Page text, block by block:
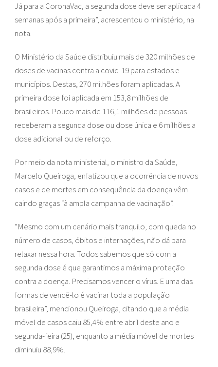
Já para a CoronaVac, a segunda dose deve ser aplicada 4
semanas após a primeira”, acrescentou o ministério, na
nota.
O Ministério da Saúde distribuiu mais de 320 milhões de
doses de vacinas contra a covid-19 para estados e
municípios. Destas, 270 milhões foram aplicadas. A
primeira dose foi aplicada em 153,8 milhões de
brasileiros. Pouco mais de 116,1 milhões de pessoas
receberam a segunda dose ou dose única e 6 milhões a
dose adicional ou de reforço.
Por meio da nota ministerial, o ministro da Saúde,
Marcelo Queiroga, enfatizou que a ocorrência de novos
casos e de mortes em consequência da doença vêm
caindo graças “à ampla campanha de vacinação”.
“Mesmo com um cenário mais tranquilo, com queda no
número de casos, óbitos e internações, não dá para
relaxar nessa hora. Todos sabemos que só com a
segunda dose é que garantimos a máxima proteção
contra a doença. Precisamos vencer o vírus. E uma das
formas de vencê-lo é vacinar toda a população
brasileira”, mencionou Queiroga, citando que a média
móvel de casos caiu 85,4% entre abril deste ano e
segunda-feira (25), enquanto a média móvel de mortes
diminuiu 88,9%.